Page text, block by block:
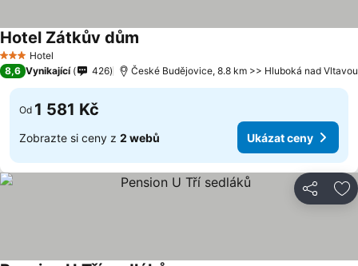
3 Počet hvězdiček
Hotel
Hotel Zátkův dům
8,6 Vynikající 426 České Budějovice, 8.8 km >> Hluboká nad Vltavou
Od 1 581 Kč
Zobrazte si ceny z 2 webů Ukázat ceny
Sdílet